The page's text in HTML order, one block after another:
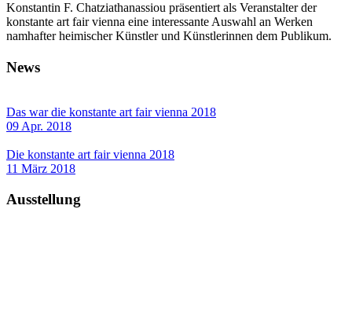
Konstantin F. Chatziathanassiou präsentiert als Veranstalter der
konstante art fair vienna eine interessante Auswahl an Werken
namhafter heimischer Künstler und Künstlerinnen dem Publikum.
News
Das war die konstante art fair vienna 2018
09 Apr. 2018
Die konstante art fair vienna 2018
11 März 2018
Ausstellung